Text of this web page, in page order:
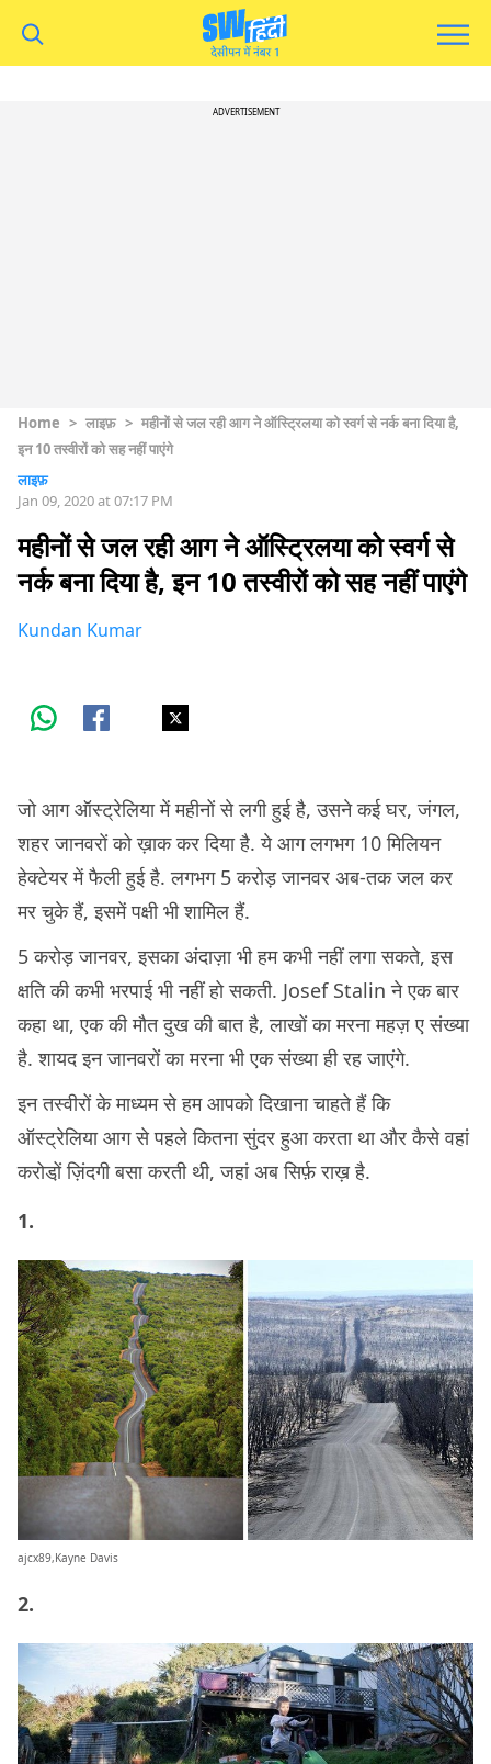
ADVERTISEMENT
Home > लाइफ़ > महीनों से जल रही आग ने ऑस्ट्रिलया को स्वर्ग से नर्क बना दिया है,
इन 10 तस्वीरों को सह नहीं पाएंगे
लाइफ़
Jan 09, 2020 at 07:17 PM
महीनों से जल रही आग ने ऑस्ट्रिलया को स्वर्ग से
नर्क बना दिया है, इन 10 तस्वीरों को सह नहीं पाएंगे
Kundan Kumar
जो आग ऑस्ट्रेलिया में महीनों से लगी हुई है, उसने कई घर, जंगल,
शहर जानवरों को ख़ाक कर दिया है. ये आग लगभग 10 मिलियन
हेक्टेयर में फैली हुई है. लगभग 5 करोड़ जानवर अब-तक जल कर
मर चुके हैं, इसमें पक्षी भी शामिल हैं.
5 करोड़ जानवर, इसका अंदाज़ा भी हम कभी नहीं लगा सकते, इस
क्षति की कभी भरपाई भी नहीं हो सकती. Josef Stalin ने एक बार
कहा था, एक की मौत दुख की बात है, लाखों का मरना महज़ ए संख्या
है. शायद इन जानवरों का मरना भी एक संख्या ही रह जाएंगे.
इन तस्वीरों के माध्यम से हम आपको दिखाना चाहते हैं कि
ऑस्ट्रेलिया आग से पहले कितना सुंदर हुआ करता था और कैसे वहां
करोडो़ं ज़िंदगी बसा करती थी, जहां अब सिर्फ़ राख़ है.
1.
ajcx89,Kayne Davis
2.